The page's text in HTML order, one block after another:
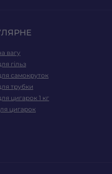
вагу
гільз
самокруток
трубки
цигарок 1 кг
цигарок